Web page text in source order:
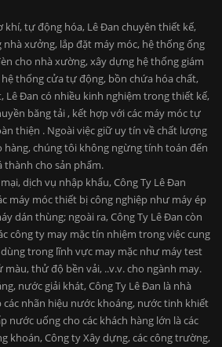
khí, tự động hóa, Lê Đan chuyên thiết kế,
nhà xưởng, lắp đặt máy móc, hệ thống ống
cho nhà xường, xây dựng hệ thống giám
thống cửa tự động, bồn chứa hóa chất,
Lê Đan có nhiều kinh nghiệm trong thiết kế,
băng tải , kết hợp với các máy móc tự
thiện . Ngoài việc giữ uy tín về chất lượng
hàng, chúng tôi không ngừng tính toán đến
thành cho sản phẩm.
dịch vụ nhập khẩu, Công Ty Lê Đan
máy móc thiết bị công nghiệp như máy ép
dán thùng; ngoài ra, Công Ty Lê Đan còn
công ty may mặc tín nhiệm trong việc cung
trong lĩnh vực may mặc như máy test
thử độ bền vải, ..v.v. cho ngành may.
nước giải khát, Công Ty Lê Đan là nhà
nhãn hiệu nước khoáng, nước tinh khiết
nước uống cho các khách hàng lớn là các
khoán, Công ty Xây dựng, các công trường,